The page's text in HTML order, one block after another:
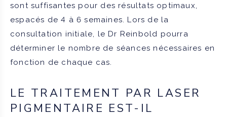
sont suffisantes pour des résultats optimaux,
espacés de 4 à 6 semaines. Lors de la
consultation initiale, le Dr Reinbold pourra
déterminer le nombre de séances nécessaires en
fonction de chaque cas.
LE TRAITEMENT PAR LASER
PIGMENTAIRE EST-IL